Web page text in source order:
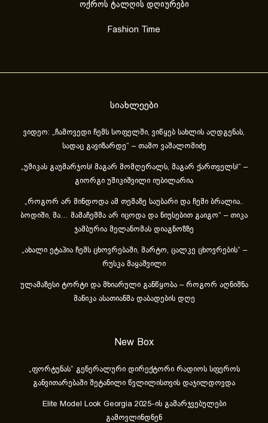
ოქროს ტალღის დღიურები
Fashion Time
სიახლეები
ვიდეო: „ჩამოვედი ჩემს სოფელში, ვიწყებ სახლის აღდგენას,
სადაც გავიზარდე“ – თამო ვაშალომიძე
„უშიკას გაუმარჯოს! მაგარ მომღერალს, მაგარ ქართველს!“ –
გიორგი უშიკიშვილი იუბილარია
„როგორ არ მინდოდა ამ თემაზე საუბარი და ჩემი ბრალია..
ბოდიში, მა… მამაჩემმა არ იცოდა და ნიუსებით გაიგო“ – თიკა
ჯამბურია მელანომას დიაგნოზზე
„ახა­ლი ეტა­პია ჩემს ცხოვ­რე­ბა­ში, მარ­ტო, ცალ­კე ცხოვ­რე­ბის“ –
რუსკა მაყაშვილი
ულამაზესი ტორტი და მხიარული განწყობა – როგორ აღნიშნა
მანიკა ასათიანმა დაბადების დღე
New Box
„ფორტუნას“ გენერალური დირექტორი რადიოს სფეროს
განვითარებაში შეტანილი წვლილისთვის დაჯილდოვდა
Elite Model Look Georgia 2025-ის გამარჯვებულები
გამოვლინდნენ